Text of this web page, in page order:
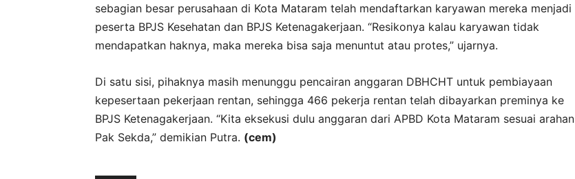
sebagian besar perusahaan di Kota Mataram telah mendaftarkan karyawan mereka menjadi
peserta BPJS Kesehatan dan BPJS Ketenagakerjaan. “Resikonya kalau karyawan tidak
mendapatkan haknya, maka mereka bisa saja menuntut atau protes,” ujarnya.
Di satu sisi, pihaknya masih menunggu pencairan anggaran DBHCHT untuk pembiayaan
kepesertaan pekerjaan rentan, sehingga 466 pekerja rentan telah dibayarkan preminya ke
BPJS Ketenagakerjaan. “Kita eksekusi dulu anggaran dari APBD Kota Mataram sesuai arahan
Pak Sekda,” demikian Putra. (cem)